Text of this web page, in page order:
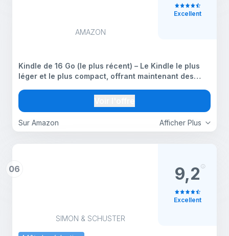
AMAZON
Afficher Plus
Sur Amazon
Kindle de 16 Go (le plus récent) – Le Kindle le plus
léger et le plus compact, offrant maintenant des
procurer une expérience de lecture améliorée –
Matcha
Excellent
06
SIMON & SCHUSTER
9,2
Excellent